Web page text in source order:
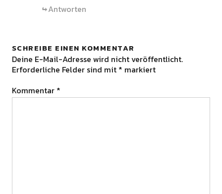
Antworten
SCHREIBE EINEN KOMMENTAR
Deine E-Mail-Adresse wird nicht veröffentlicht.
Erforderliche Felder sind mit * markiert
Kommentar *